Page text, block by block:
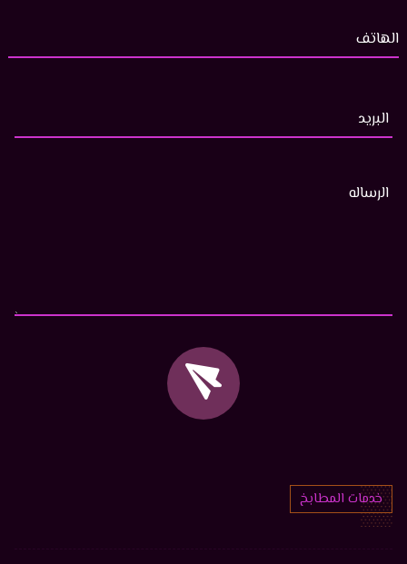
خدمات المطابخ